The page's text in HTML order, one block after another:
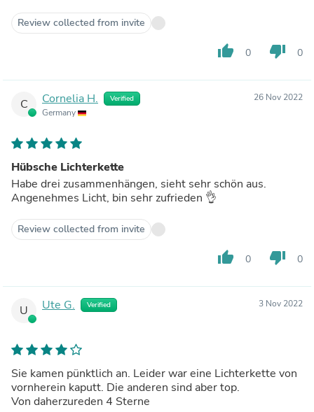
Review collected from invite
thumb_up 0 thumb_down 0
C Cornelia H. Verified
Germany
26 Nov 2022
Hübsche Lichterkette
Habe drei zusammenhängen, sieht sehr schön aus.
Angenehmes Licht, bin sehr zufrieden 👌
Review collected from invite
thumb_up 0 thumb_down 0
U Ute G. Verified 3 Nov 2022
Sie kamen pünktlich an. Leider war eine Lichterkette von
vornherein kaputt. Die anderen sind aber top.
Von daherzureden 4 Sterne